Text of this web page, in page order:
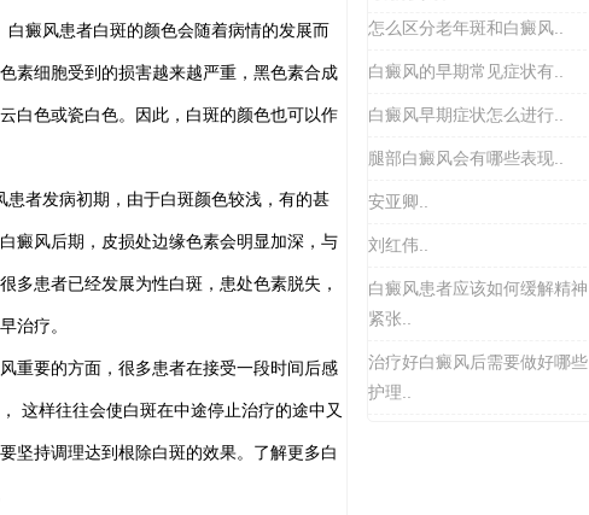
癜风患者白斑的颜色会随着病情的发展而
素细胞受到的损害越来越严重，黑色素合成
白色或瓷白色。因此，白斑的颜色也可以作
者发病初期，由于白斑颜色较浅，有的甚
癜风后期，皮损处边缘色素会明显加深，与
多患者已经发展为性白斑，患处色素脱失，
治疗。
要的方面，很多患者在接受一段时间后感
这样往往会使白斑在中途停止治疗的途中又
坚持调理达到根除白斑的效果。了解更多白
怎么区分老年斑和白癜风..
白癜风的早期常见症状有..
白癜风早期症状怎么进行..
腿部白癜风会有哪些表现..
安亚卿..
刘红伟..
白癜风患者应该如何缓解精神
紧张..
治疗好白癜风后需要做好哪些
护理..